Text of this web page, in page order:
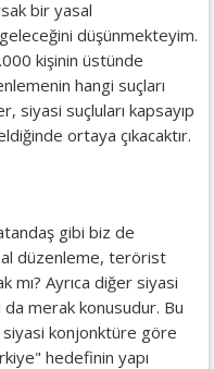
bir yasal
düşünmekteyim.
kişinin üstünde
hangi suçları
siyasi suçluları kapsayıp
ortaya çıkacaktır.
gibi biz de
düzenleme, terörist
mı? Ayrıca diğer siyasi
da merak konusudur. Bu
konjonktüre göre
hedefinin yapı